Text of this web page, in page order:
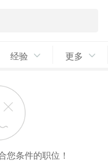
经验 更多
您条件的职位！